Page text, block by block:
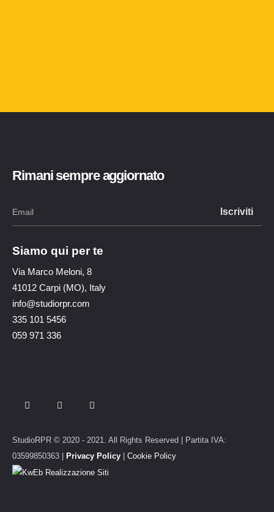
Rimani sempre aggiornato
Siamo qui per te
Via Marco Meloni, 8
41012 Carpi (MO), Italy
info@studiorpr.com
335 101 5456
059 971 336
StudioRPR © 2020 - 2021. All Rights Reserved | Partita IVA:
03599850363 |
Privacy Policy Cookie Policy